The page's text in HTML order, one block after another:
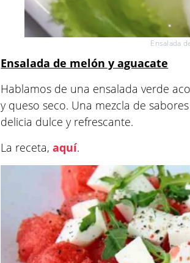
Ensalada
Ensalada de melón y aguacate
Hablamos de una ensalada verde
y queso seco. Una mezcla de
delicia dulce y refrescante.
La receta,aquí.